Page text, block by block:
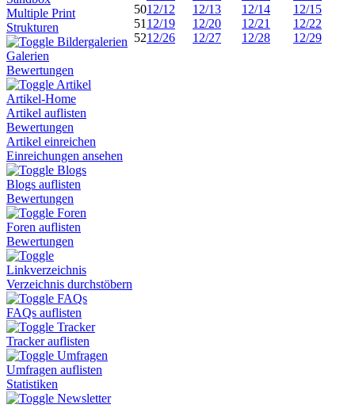
Multiple Print
Strukturen
Bildergalerien
Galerien
Bewertungen
Artikel
Artikel-Home
Artikel auflisten
Bewertungen
Artikel einreichen
Einreichungen ansehen
Blogs
Blogs auflisten
Bewertungen
Foren
Foren auflisten
Bewertungen
Linkverzeichnis
Verzeichnis durchstöbern
FAQs
FAQs auflisten
Tracker
Tracker auflisten
Umfragen
Umfragen auflisten
Statistiken
Newsletter
5012/12 12/13 12/14
12/15
51 12/19 12/20 12/21
12/22
5212/26 12/27 12/28 12/29